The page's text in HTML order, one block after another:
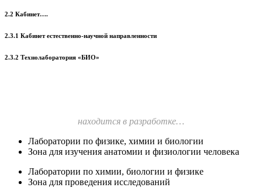
2.2 Кабинет….
2.3.1 Кабинет естественно-научной направленности
2.3.2 Технолаборатория «БИО»
находится в разработке…
Лаборатории по физике, химии и биологии
Зона для изучения анатомии и физиологии человека
Лаборатории по химии, биологии и физике
Зона для проведения исследований